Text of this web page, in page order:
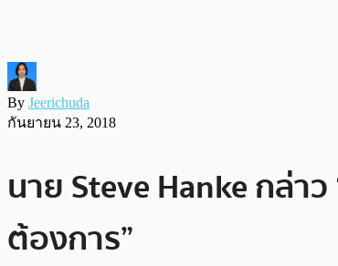
By Jeerichuda
กันยายน 23, 2018
นาย Steve Hanke กล่า
ต้องการ”